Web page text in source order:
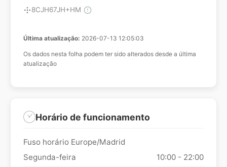
8CJH67JH+HM
Última atualização: 2026-07-13 12:05:03
Os dados nesta folha podem ter sido alterados desde a última
atualização
Horário de funcionamento
Fuso horário Europe/Madrid
Segunda-feira
10:00 - 22:00